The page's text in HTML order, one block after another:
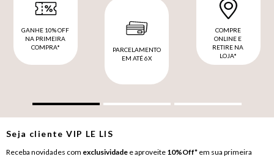
GANHE 10% OFF
NA PRIMEIRA
COMPRA*
PARCELAMENTO
EM ATÉ 6X
COMPRE
ONLINE E
RETIRE NA
LOJA*
Seja clienteVIP LE LIS
Receba novidades com exclusividade e aproveite 10%Off* em sua primeira